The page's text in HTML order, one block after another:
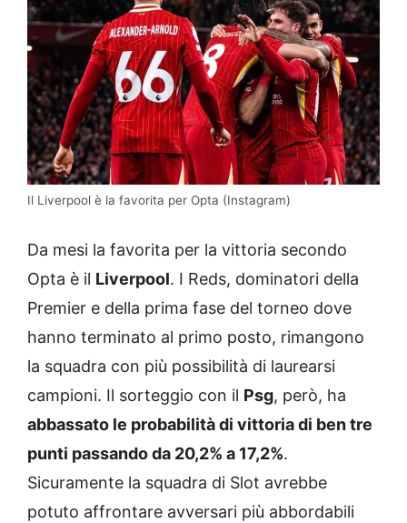
Il Liverpool è la favorita per Opta (Instagram)
Da mesi la favorita per la vittoria secondo
Opta è il Liverpool. I Reds, dominatori della
Premier e della prima fase del torneo dove
hanno terminato al primo posto, rimangono
la squadra con più possibilità di laurearsi
campioni. Il sorteggio con il Psg, però, ha
abbassato le probabilità di vittoria di ben tre
punti passando da 20,2% a 17,2%.
Sicuramente la squadra di Slot avrebbe
potuto affrontare avversari più abbordabili